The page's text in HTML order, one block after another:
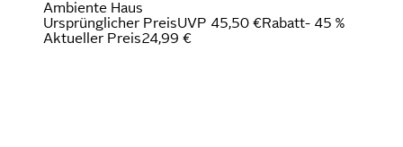
Ambiente Haus
Ursprünglicher PreisUVP 45,50 €Rabatt- 45 %
Aktueller Preis24,99 €